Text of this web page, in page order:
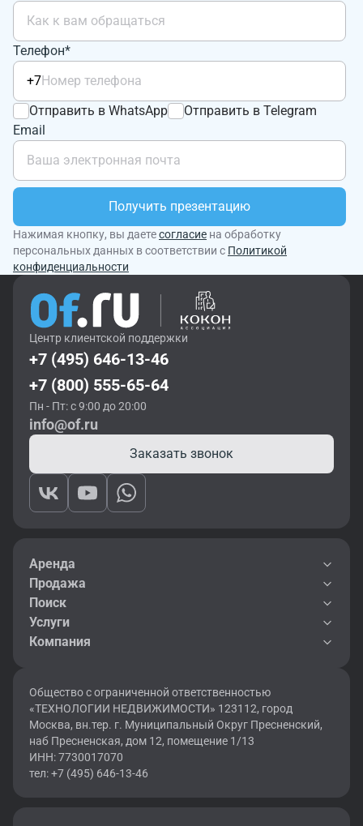
Телефон*
+7
Отправить в WhatsApp
Отправить в Telegram
Email
Получить презентацию
Нажимая кнопку, вы даетесогласие на обработку
персональных данных в соответствии с Политикой
конфиденциальности
Центр клиентской поддержки
+7 (495) 646-13-46
+7 (800) 555-65-64
Пн - Пт: с 9:00 до 20:00
info@of.ru
Заказать звонок
Аренда
Продажа
Поиск
Услуги
Компания
Общество с ограниченной ответственностью
«ТЕХНОЛОГИИ НЕДВИЖИМОСТИ» 123112, город
Москва, вн.тер. г. Муниципальный Округ Пресненский,
наб Пресненская, дом 12, помещение 1/13
ИНН: 7730017070
тел: +7 (495) 646-13-46